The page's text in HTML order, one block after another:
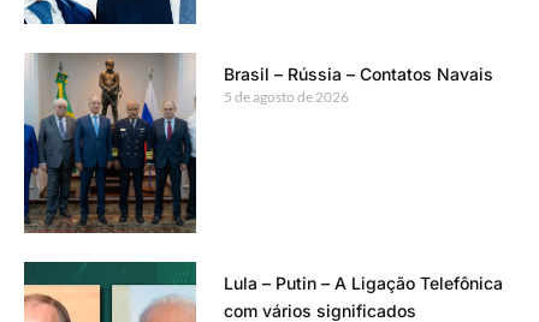
Brasil – Rússia – Contatos Navais
5 de agosto de 2026
Lula – Putin – A Ligação Telefônica
com vários significados